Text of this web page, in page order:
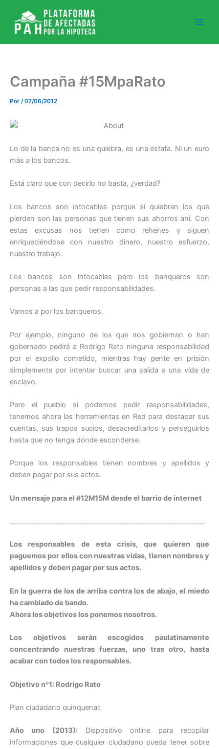
contenido
Campaña #15MpaRato
Por /07/06/2012
Lo de la banca no es una quiebra, es una estafa. Ni un euro
más a los bancos.
Está claro que con decirlo no basta, ¿verdad?
Los bancos son intocables porque si quiebran los que
pierden son las personas que tienen sus ahorros ahí. Con
estas excusas nos tienen como rehenes y siguen
enriqueciéndose con nuestro dinero, nuestro esfuerzo,
nuestro trabajo.
Los bancos son intocables pero los banqueros son
personas a las que pedir responsabilidades.
Vamos a por los banqueros.
Por ejemplo, ninguno de los que nos gobiernan o han
gobernado pedirá a Rodrigo Rato ninguna responsabilidad
por el expolio cometido, mientras hay gente en prisión
simplemente por intentar buscar una salida a una vida de
esclavo.
Pero el pueblo sí podemos pedir responsabilidades,
tenemos ahora las herramientas en Red para destapar sus
cuentas, sus trapos sucios, desacreditarlos y perseguirlos
hasta que no tenga dónde esconderse.
Porque los responsables tienen nombres y apellidos y
deben pagar por sus actos.
Un mensaje para el #12M15M desde el barrio de internet
Los responsables de esta crisis, que quieren que
paguemos por ellos con nuestras vidas, tienen nombres y
apellidos y deben pagar por sus actos.
En la guerra de los de arriba contra los de abajo, el miedo
ha cambiado de bando.
Ahora los objetivos los ponemos nosotros.
Los objetivos serán escogidos paulatinamente
concentrando nuestras fuerzas, uno tras otro, hasta
acabar con todos los responsables.
Objetivo nº1: Rodrigo Rato
Plan ciudadano quinquenal:
Año uno (2013):Dispositivo online para recopilar
informaciones que cualquier ciudadano pueda tener sobre